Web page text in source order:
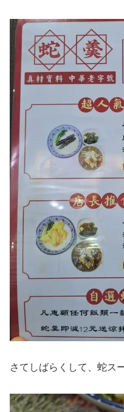
さてしばらくして、蛇ス